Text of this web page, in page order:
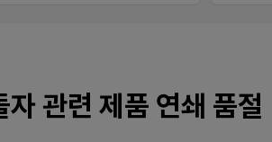
관련 제품 연쇄 품절